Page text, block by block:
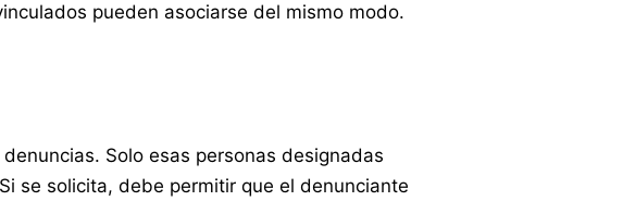
pueden asociarse del mismo modo.
Solo esas personas designadas
se solicita, debe permitir que el denunciante